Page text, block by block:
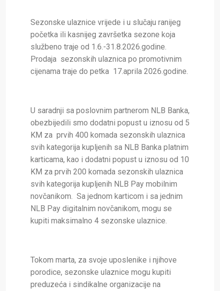
Sezonske ulaznice vrijede i u slučaju ranijeg
početka ili kasnijeg završetka sezone koja
službeno traje od 1.6.-31.8.2026.godine.
Prodaja sezonskih ulaznica po promotivnim
cijenama traje do petka 17.aprila 2026.godine.
U saradnji sa poslovnim partnerom NLB Banka,
obezbijedili smo dodatni popust u iznosu od 5
KM za prvih 400 komada sezonskih ulaznica
svih kategorija kupljenih sa NLB Banka platnim
karticama, kao i dodatni popust u iznosu od 10
KM za prvih 200 komada sezonskih ulaznica
svih kategorija kupljenih NLB Pay mobilnim
novčanikom. Sa jednom karticom i sa jednim
NLB Pay digitalnim novčanikom, mogu se
kupiti maksimalno 4 sezonske ulaznice.
Tokom marta, za svoje uposlenike i njihove
porodice, sezonske ulaznice mogu kupiti
preduzeća i sindikalne organizacije na